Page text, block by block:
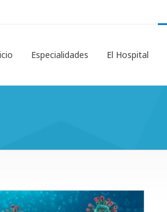
Especialidades El Hospital